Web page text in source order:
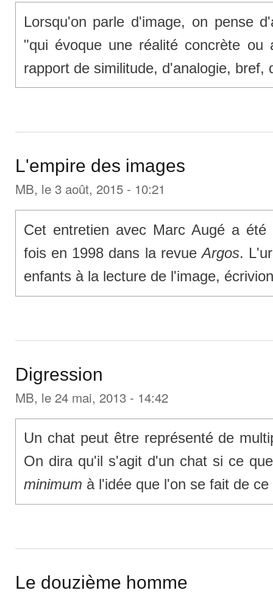
Lorsqu'on parle d'image, on pense
"qui évoque une réalité concrète ou
rapport de similitude, d'analogie, bref,
L'empire des images
MB, le 3 août, 2015 - 10:21
Cet entretien avec Marc Augé a été
fois en 1998 dans la revueArgos.
enfants à la lecture de l'image,
Digression
MB, le 24 mai, 2013 - 14:42
Un chat peut être représenté de
On dira qu'il s'agit d'un chat si ce
minimum à l'idée que l'on se fait de
Le douzième homme